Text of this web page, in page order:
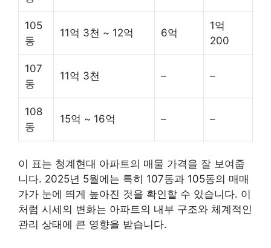
105
동
11억 3천 ~ 12억 6억
1억
200
107
동
11억 3천 – –
108
동
15억 ~ 16억 – –
이 표는 청계현대 아파트의 매물 가격을 잘 보여줍
니다. 2025년 5월에는 특히 107동과 105동의 매매
가가 눈에 띄게 높아진 것을 확인할 수 있습니다. 이
처럼 시세의 변화는 아파트의 내부 구조와 체계적인
관리 상태에 큰 영향을 받습니다.